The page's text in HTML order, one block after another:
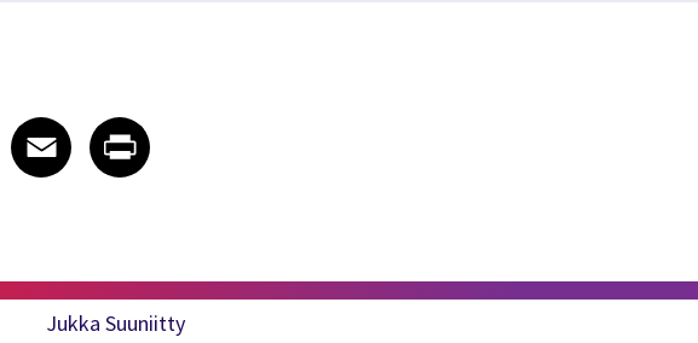
LinkedIn
on X
article on Facebook
Facebook
Share article on Email
Email
Share article on Print
Jukka Suuniitty